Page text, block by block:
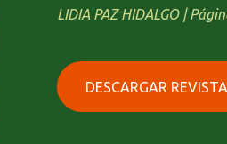
LIDIA PAZ HIDALGO |
DESCARGAR